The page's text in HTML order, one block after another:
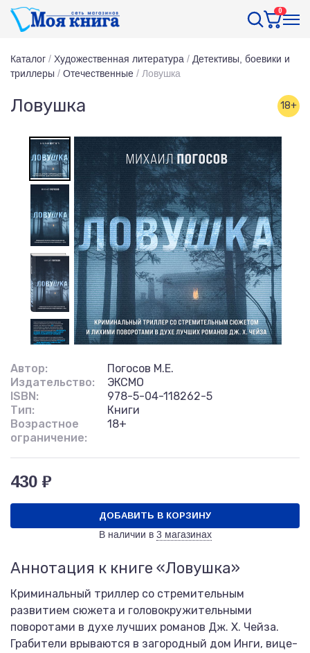
0
Каталог / Художественная литература / Детективы, боевики и
триллеры / Отечественные / Ловушка
Ловушка 18+
Автор:
Погосов М.Е.
Издательство:
ЭКСМО
ISBN:
978-5-04-118262-5
Тип:
Книги
Возрастное
ограничение:
18+
430 ₽
ДОБАВИТЬ В КОРЗИНУ
В наличии в 3 магазинах
Аннотация к книге «Ловушка»
Криминальный триллер со стремительным
развитием сюжета и головокружительными
поворотами в духе лучших романов Дж. Х. Чейза.
Грабители врываются в загородный дом Инги, вице-